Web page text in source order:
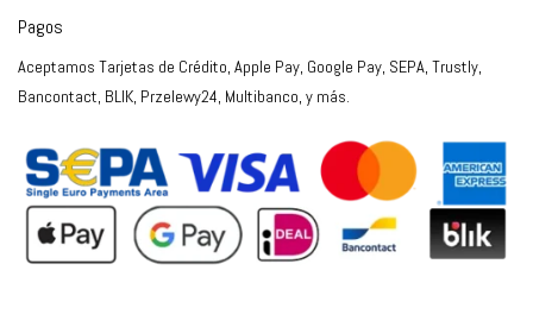
Pagos
Aceptamos Tarjetas de Crédito, Apple Pay, Google Pay, SEPA, Trustly,
Bancontact, BLIK, Przelewy24, Multibanco, y más.